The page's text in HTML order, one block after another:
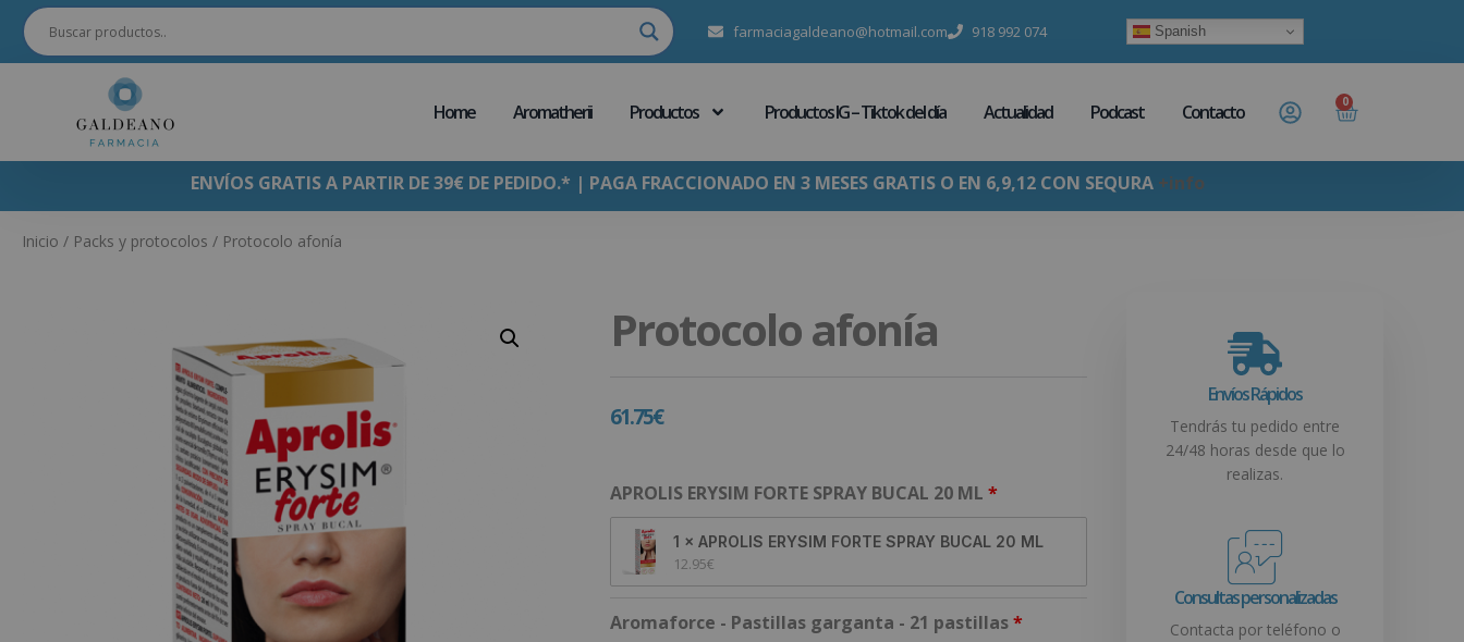
farmaciagaldeano@hotmail.com 918 992 074 Spanish
Home Aromatherii Productos Productos IG – Tiktok del día Actualidad Podcast Contacto 0
ENVÍOS GRATIS A PARTIR DE 39€ DE PEDIDO.* | PAGA FRACCIONADO EN 3 MESES GRATIS O EN 6,9,12 CON SEQURA +info
Inicio / Packs y protocolos / Protocolo afonía
Protocolo afonía
61.75€
APROLIS ERYSIM FORTE SPRAY BUCAL 20 ML
1 × APROLIS ERYSIM FORTE SPRAY BUCAL 20 ML
12.95€
Aromaforce - Pastillas garganta - 21 pastillas
Envíos Rápidos
Tendrás tu pedido entre
24/48 horas desde que lo
realizas.
Consultas personalizadas
Contacta por teléfono o